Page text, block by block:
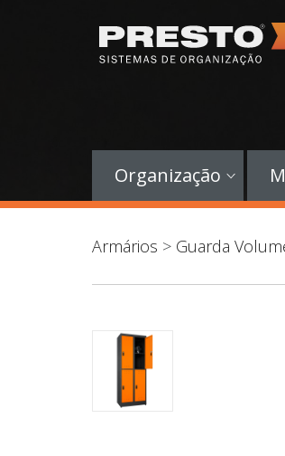
Organização
Armários > Guarda